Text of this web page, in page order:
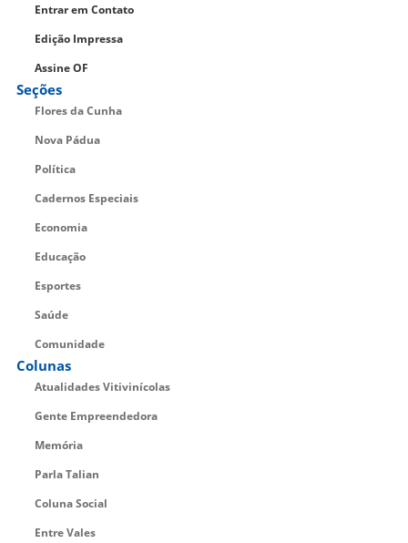
Entrar em Contato
Edição Impressa
Assine OF
Seções
Flores da Cunha
Nova Pádua
Política
Cadernos Especiais
Economia
Educação
Esportes
Saúde
Comunidade
Colunas
Atualidades Vitivinícolas
Gente Empreendedora
Memória
Parla Talian
Coluna Social
Entre Vales